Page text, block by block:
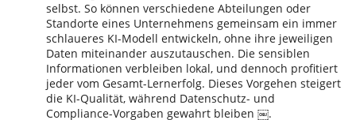
selbst. So können verschiedene Abteilungen oder
Standorte eines Unternehmens gemeinsam ein immer
schlaueres KI-Modell entwickeln, ohne ihre jeweiligen
Daten miteinander auszutauschen. Die sensiblen
Informationen verbleiben lokal, und dennoch profitiert
jeder vom Gesamt-Lernerfolg. Dieses Vorgehen steigert
die KI-Qualität, während Datenschutz- und
Compliance-Vorgaben gewahrt bleiben ￼.